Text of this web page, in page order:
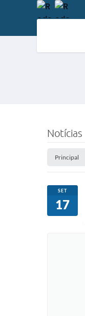
Notícias
Principal
SET
17